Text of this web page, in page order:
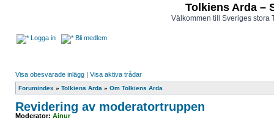
Tolkiens Arda –
Välkommen till Sveriges stora
Logga in Bli medlem
Visa obesvarade inlägg | Visa aktiva trådar
Forumindex » Tolkiens Arda » Om Tolkiens Arda
Revidering av moderatortruppen
Moderator: Ainur